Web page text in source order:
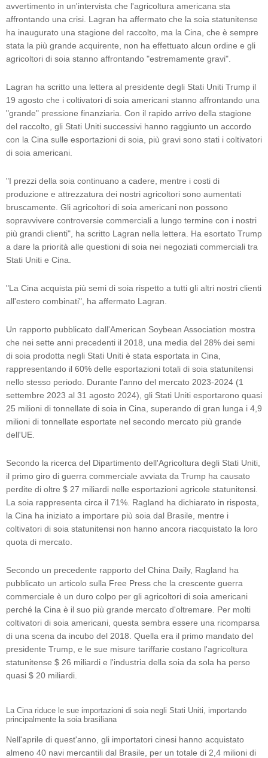
avvertimento in un'intervista che l'agricoltura americana sta
affrontando una crisi. Lagran ha affermato che la soia statunitense
ha inaugurato una stagione del raccolto, ma la Cina, che è sempre
stata la più grande acquirente, non ha effettuato alcun ordine e gli
agricoltori di soia stanno affrontando "estremamente gravi".
Lagran ha scritto una lettera al presidente degli Stati Uniti Trump il
19 agosto che i coltivatori di soia americani stanno affrontando una
"grande" pressione finanziaria. Con il rapido arrivo della stagione
del raccolto, gli Stati Uniti successivi hanno raggiunto un accordo
con la Cina sulle esportazioni di soia, più gravi sono stati i coltivatori
di soia americani.
"I prezzi della soia continuano a cadere, mentre i costi di
produzione e attrezzatura dei nostri agricoltori sono aumentati
bruscamente. Gli agricoltori di soia americani non possono
sopravvivere controversie commerciali a lungo termine con i nostri
più grandi clienti", ha scritto Lagran nella lettera. Ha esortato Trump
a dare la priorità alle questioni di soia nei negoziati commerciali tra
Stati Uniti e Cina.
"La Cina acquista più semi di soia rispetto a tutti gli altri nostri clienti
all'estero combinati", ha affermato Lagran.
Un rapporto pubblicato dall'American Soybean Association mostra
che nei sette anni precedenti il ​​2018, una media del 28% dei semi
di soia prodotta negli Stati Uniti è stata esportata in Cina,
rappresentando il 60% delle esportazioni totali di soia statunitensi
nello stesso periodo. Durante l'anno del mercato 2023-2024 (1
settembre 2023 al 31 agosto 2024), gli Stati Uniti esportarono quasi
25 milioni di tonnellate di soia in Cina, superando di gran lunga i 4,9
milioni di tonnellate esportate nel secondo mercato più grande
dell'UE.
Secondo la ricerca del Dipartimento dell'Agricoltura degli Stati Uniti,
il primo giro di guerra commerciale avviata da Trump ha causato
perdite di oltre $ 27 miliardi nelle esportazioni agricole statunitensi.
La soia rappresenta circa il 71%. Ragland ha dichiarato in risposta,
la Cina ha iniziato a importare più soia dal Brasile, mentre i
coltivatori di soia statunitensi non hanno ancora riacquistato la loro
quota di mercato.
Secondo un precedente rapporto del China Daily, Ragland ha
pubblicato un articolo sulla Free Press che la crescente guerra
commerciale è un duro colpo per gli agricoltori di soia americani
perché la Cina è il suo più grande mercato d'oltremare. Per molti
coltivatori di soia americani, questa sembra essere una ricomparsa
di una scena da incubo del 2018. Quella era il primo mandato del
presidente Trump, e le sue misure tariffarie costano l'agricoltura
statunitense $ 26 miliardi e l'industria della soia da sola ha perso
quasi $ 20 miliardi.
La Cina riduce le sue importazioni di soia negli Stati Uniti, importando
principalmente la soia brasiliana
Nell'aprile di quest'anno, gli importatori cinesi hanno acquistato
almeno 40 navi mercantili dal Brasile, per un totale di 2,4 milioni di